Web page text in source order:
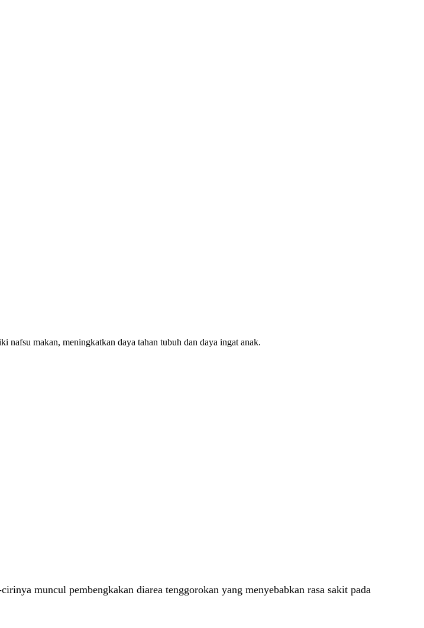
nafsu makan, meningkatkan daya tahan tubuh dan daya ingat anak.
muncul pembengkakan diarea tenggorokan yang menyebabkan rasa sakit pada